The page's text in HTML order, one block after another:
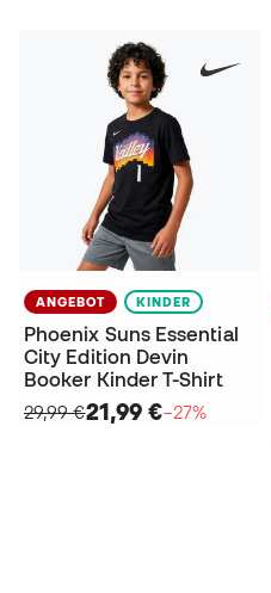
ANGEBOT KINDER
Phoenix Suns Essential
City Edition Devin
Booker Kinder T-Shirt
29,99 €21,99 €−27%